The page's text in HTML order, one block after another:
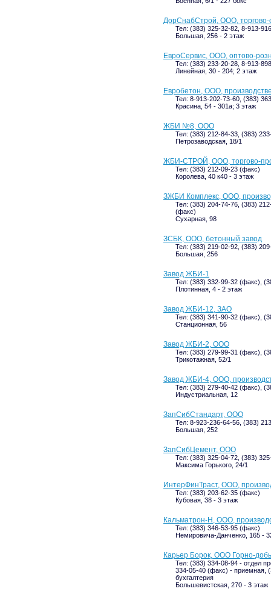
ДорСнабСтрой, ООО, торгово-
Тел: (383) 325-32-82, 8-913-
Большая, 256 - 2 этаж
ЕвроСервис, ООО, оптово-
Тел: (383) 233-20-28, 8-913-
Линейная, 30 - 204; 2 этаж
Евробетон, ООО,
Тел: 8-913-202-73-60, (383)
Красина, 54 - 301а; 3 этаж
ЖБИ №8, ООО
Тел: (383) 212-84-33, (383)
Петрозаводская, 18/1
ЖБИ-СТРОЙ, ООО, торгово-
Тел: (383) 212-09-23 (факс)
Королева, 40 к40 - 3 этаж
ЗЖБИ Комплекс, ООО,
Тел: (383) 204-74-76, (383)
(факс)
Сухарная, 98
ЗСБК, ООО, бетонный завод
Тел: (383) 219-02-92, (383)
Большая, 256
Завод ЖБИ-1
Тел: (383) 332-99-32 (факс),
Плотинная, 4 - 2 этаж
Завод ЖБИ-12, ЗАО
Тел: (383) 341-90-32 (факс),
Станционная, 56
Завод ЖБИ-2, ООО
Тел: (383) 279-99-31 (факс),
Трикотажная, 52/1
Завод ЖБИ-4, ООО,
Тел: (383) 279-40-42 (факс),
Индустриальная, 12
ЗапСибСтандарт, ООО
Тел: 8-923-236-64-56, (383)
Большая, 252
ЗапСибЦемент, ООО
Тел: (383) 325-04-72, (383)
Максима Горького, 24/1
ИнтерФинТраст, ООО,
Тел: (383) 203-62-35 (факс)
Кубовая, 38 - 3 этаж
Кальматрон-Н, ООО,
Тел: (383) 346-53-95 (факс)
Немировича-Данченко, 165 -
Карьер Борок, ООО Горно-
Тел: (383) 334-08-94 - отдел
334-05-40 (факс) - приемная,
бухгалтерия
Большевистская, 270 - 3 этаж